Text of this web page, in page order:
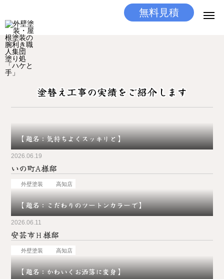
無料見積
塗替え工事の実績をご紹介します
【題名：気持ちよくスッキリと】
2026.06.19
いの町A様邸
外壁塗装 高知店
【題名：こだわりのツートンカラーで】
2026.06.11
安芸市Ｈ様邸
外壁塗装 高知店
【題名：かわいくお洒落に変身】
選ばれる理由
工事の流れ
施工実績
ココだけの話
店舗
お問い合わせ